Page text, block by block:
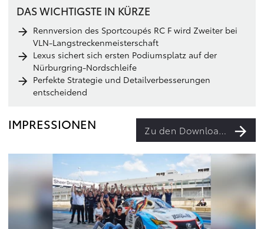
DAS WICHTIGSTE IN KÜRZE
Rennversion des Sportcoupés RC F wird Zweiter bei
VLN-Langstreckenmeisterschaft
Lexus sichert sich ersten Podiumsplatz auf der
Nürburgring-Nordschleife
Perfekte Strategie und Detailverbesserungen
entscheidend
IMPRESSIONEN Zu den Downloads